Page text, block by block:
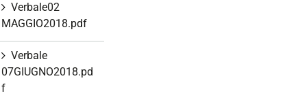
Verbale02
MAGGIO2018.pdf
Verbale
07GIUGNO2018.pd
f